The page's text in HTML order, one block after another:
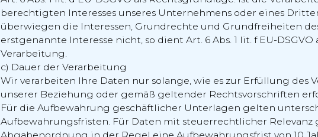
berechtigten Interesses unseres Unternehmens oder eines
überwiegen die Interessen, Grundrechte und Grundfreiheiten
erstgenannte Interesse nicht, so dient Art. 6 Abs. 1 lit. f EU-
Verarbeitung.
c) Dauer der Verarbeitung
Wir verarbeiten Ihre Daten nur solange, wie es zur Erfüllung des
unserer Beziehung oder gemäß geltender Rechtsvorschriften
Für die Aufbewahrung geschäftlicher Unterlagen gelten
Aufbewahrungsfristen. Für Daten mit steuerrechtlicher Relevanz
Abgabenordnung in der Regel eine Aufbewahrungsfrist von 10